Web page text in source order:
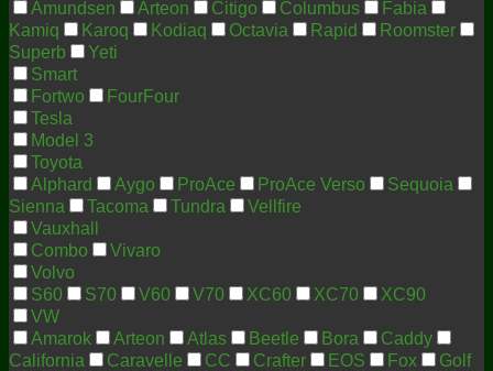
Amundsen Arteon Citigo Columbus
Fabia
Kamiq
Karoq Kodiaq Octavia Rapid
Roomster
Superb
Yeti
Smart
Fortwo
FourFour
Tesla
Model 3
Toyota
Alphard
Aygo ProAce ProAce Verso
Sequoia
Sienna
Tacoma Tundra
Vellfire
Vauxhall
Combo
Vivaro
Volvo
S60
S70 V60 V70 XC60 XC70
XC90
VW
Amarok
Arteon Atlas Beetle Bora
Caddy
California
Caravelle CC Crafter EOS Fox
Golf